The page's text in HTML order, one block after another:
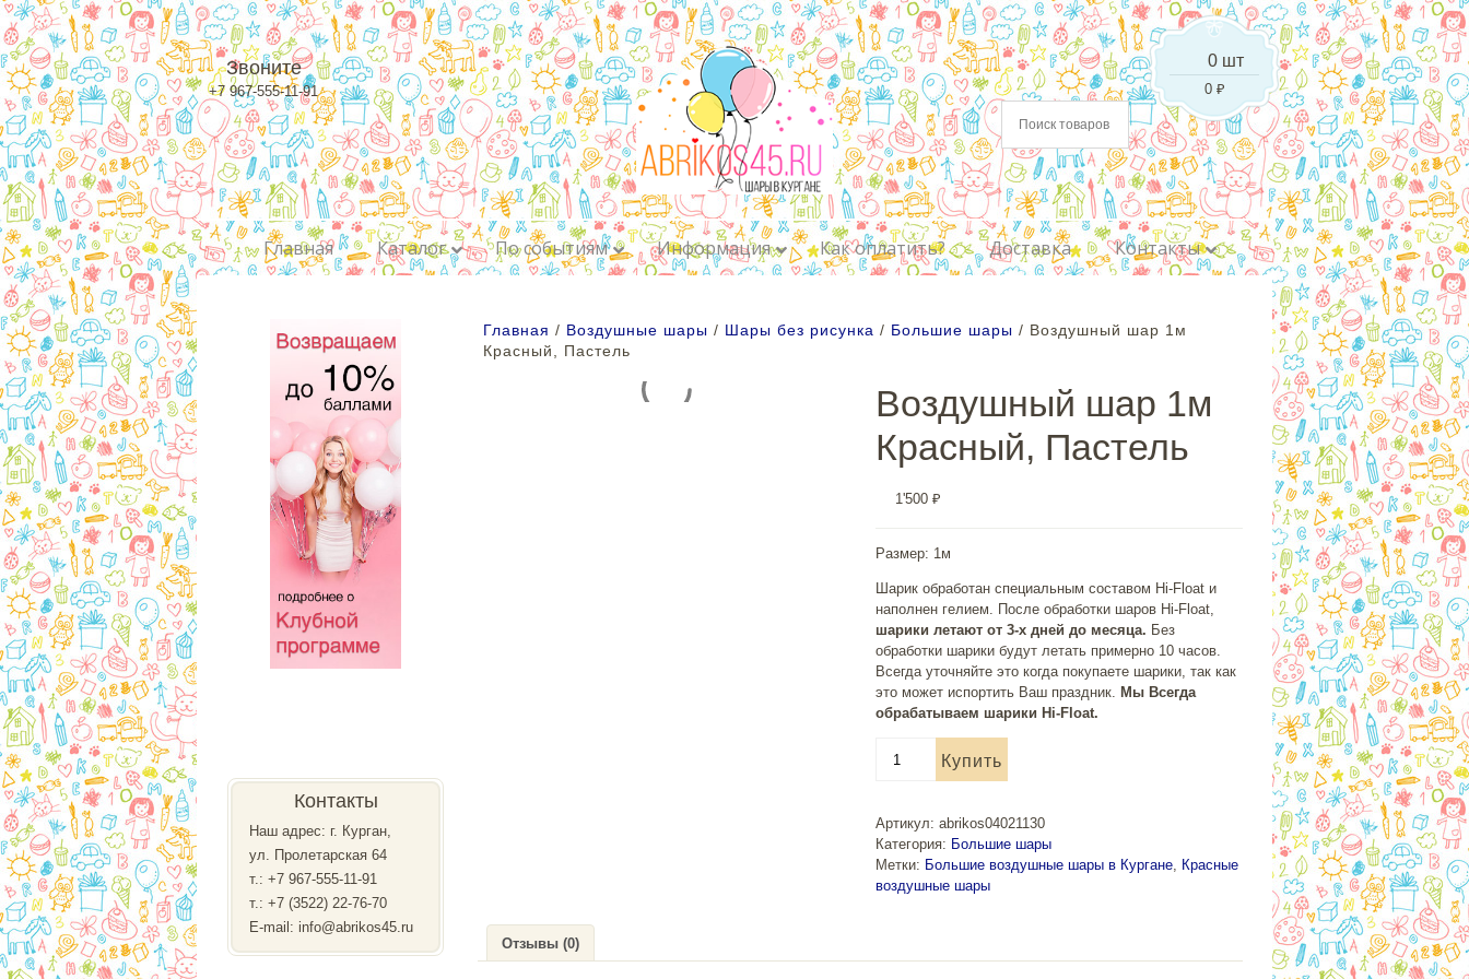
0 шт
0 ₽
Звоните
+7 967-555-11-91
Главная Каталог По событиям Информация Как оплатить? Доставка Контакты
Главная / Воздушные шары / Шары без рисунка / Большие шары / Воздушный шар 1м
Красный, Пастель
Воздушный шар 1м
Красный, Пастель
1'500 ₽
Размер: 1м
Шарик обработан специальным составом Hi-Float и
наполнен гелием. После обработки шаров Hi-Float,
шарики летают от 3-х дней до месяца. Без
обработки шарики будут летать примерно 10 часов.
Всегда уточняйте это когда покупаете шарики, так как
это может испортить Ваш праздник. Мы Всегда
обрабатываем шарики Hi-Float.
товара
1м
Красный,
Пастель
Купить
Артикул: abrikos04021130
Категория: Большие шары
Метки: Большие воздушные шары в Кургане, Красные
воздушные шары
Отзывы (0)
Контакты
Наш адрес: г. Курган,
ул. Пролетарская 64
т.: +7 967-555-11-91
т.: +7 (3522) 22-76-70
E-mail: info@abrikos45.ru